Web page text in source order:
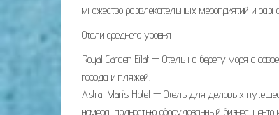
множество развлекательных мероприятий и
Отели среднего уровня
Royal Garden Eilat — Отель на берегу моря с
города и пляжей.
Astral Maris Hotel — Отель для деловых
номера, полностью оборудованный бизнес-